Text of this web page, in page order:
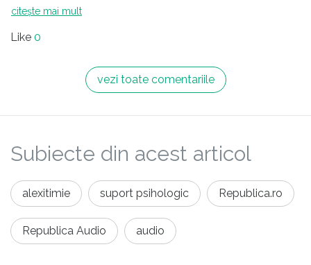
citește mai mult
Like 0
vezi toate comentariile
Subiecte din acest articol
alexitimie suport psihologic Republica.ro
Republica Audio audio